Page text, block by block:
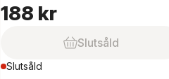
188 kr
Slutsåld
Slutsåld